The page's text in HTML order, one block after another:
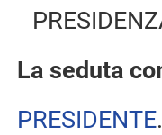
La seduta
PRESIDENTE